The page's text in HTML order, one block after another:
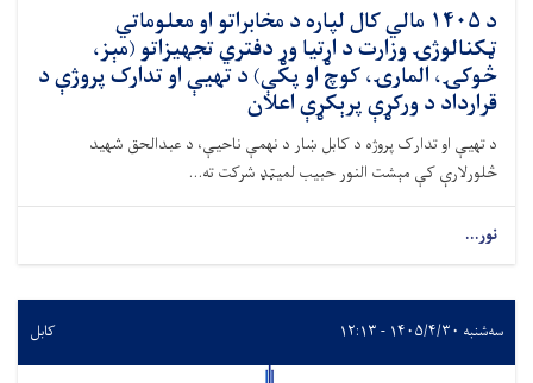
د ۱۴۰۵ مالي کال لپاره د مخابراتو او معلوماتي
ټکنالوژۍ وزارت د اړتیا وړ دفتري تجهیزاتو (مېز،
څوکۍ، المارۍ، کوچ او پکې) د تهيې او تدارک پروژې د
قرارداد د ورکړې پرېکړې اعلان
د تهيې او تدارک پروژه د کابل ښار د نهمې ناحیې، د عبدالحق شهید
څلورلارې کې مېشت النور حبیب لمیټډ شرکت ته...
نور...
سه‌شنبه ۱۴۰۵/۴/۳۰ - ۱۲:۱۳ کابل